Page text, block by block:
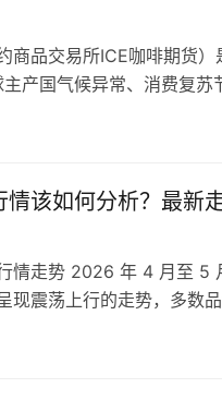
商品交易所ICE咖啡期货
产国气候异常、消费复苏
判美国咖啡期货价格时，
情该如何分析？最新
情走势 2026 年 4 月至 5
现震荡上行的走势，多数
个月期铝报价 2780 美元 /